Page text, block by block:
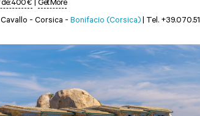
de:400 € | Get More
Cavallo - Corsica - Bonifacio (Corsica) | Tel.